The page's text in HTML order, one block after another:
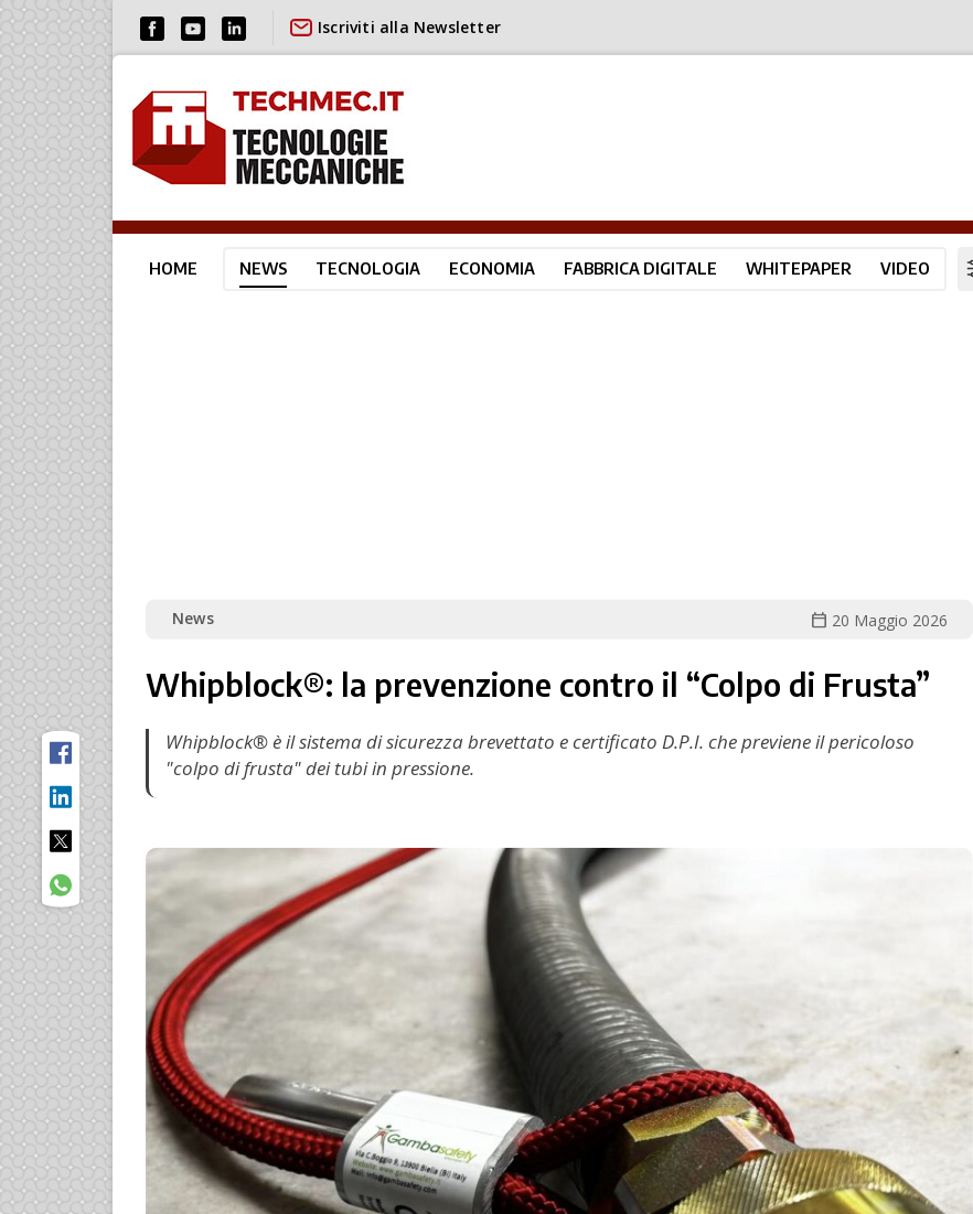
Iscriviti alla Newsletter
HOME NEWS TECNOLOGIA ECONOMIA FABBRICA DIGITALE WHITEPAPER VIDEO
News calendar_today 20 Maggio 2026
Whipblock®: la prevenzione contro il “Colpo di Frusta”
Whipblock® è il sistema di sicurezza brevettato e certificato D.P.I. che previene il pericoloso
"colpo di frusta" dei tubi in pressione.